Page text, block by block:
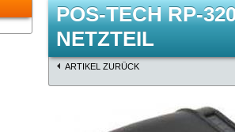
POS-TECH RP-
NETZTEIL
ARTIKEL ZURÜCK